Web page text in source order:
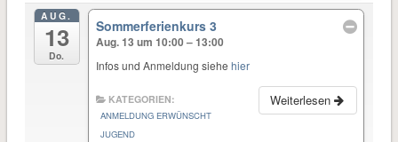
AUG.
13
Do.
Sommerferienkurs 3
Aug. 13 um 10:00 – 13:00
Infos und Anmeldung siehehier
Weiterlesen
KATEGORIEN:
ANMELDUNG ERWÜNSCHT
JUGEND